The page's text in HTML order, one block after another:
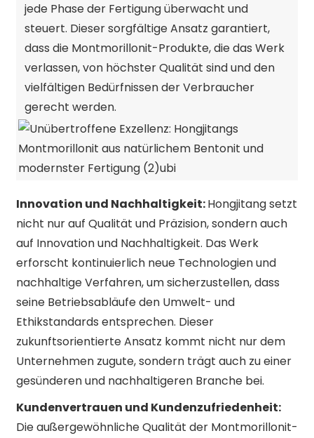
jede Phase der Fertigung überwacht und
steuert. Dieser sorgfältige Ansatz garantiert,
dass die Montmorillonit-Produkte, die das Werk
verlassen, von höchster Qualität sind und den
vielfältigen Bedürfnissen der Verbraucher
gerecht werden.
Innovation und Nachhaltigkeit:Hongjitang setzt
nicht nur auf Qualität und Präzision, sondern auch
auf Innovation und Nachhaltigkeit. Das Werk
erforscht kontinuierlich neue Technologien und
nachhaltige Verfahren, um sicherzustellen, dass
seine Betriebsabläufe den Umwelt- und
Ethikstandards entsprechen. Dieser
zukunftsorientierte Ansatz kommt nicht nur dem
Unternehmen zugute, sondern trägt auch zu einer
gesünderen und nachhaltigeren Branche bei.
Kundenvertrauen und Kundenzufriedenheit:
Die außergewöhnliche Qualität der Montmorillonit-